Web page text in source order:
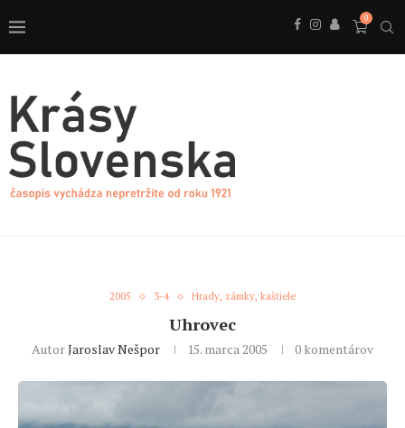
0
2005 3-4 Hrady, zámky, kaštiele
Uhrovec
AutorJaroslav Nešpor 15. marca 2005 0 komentárov